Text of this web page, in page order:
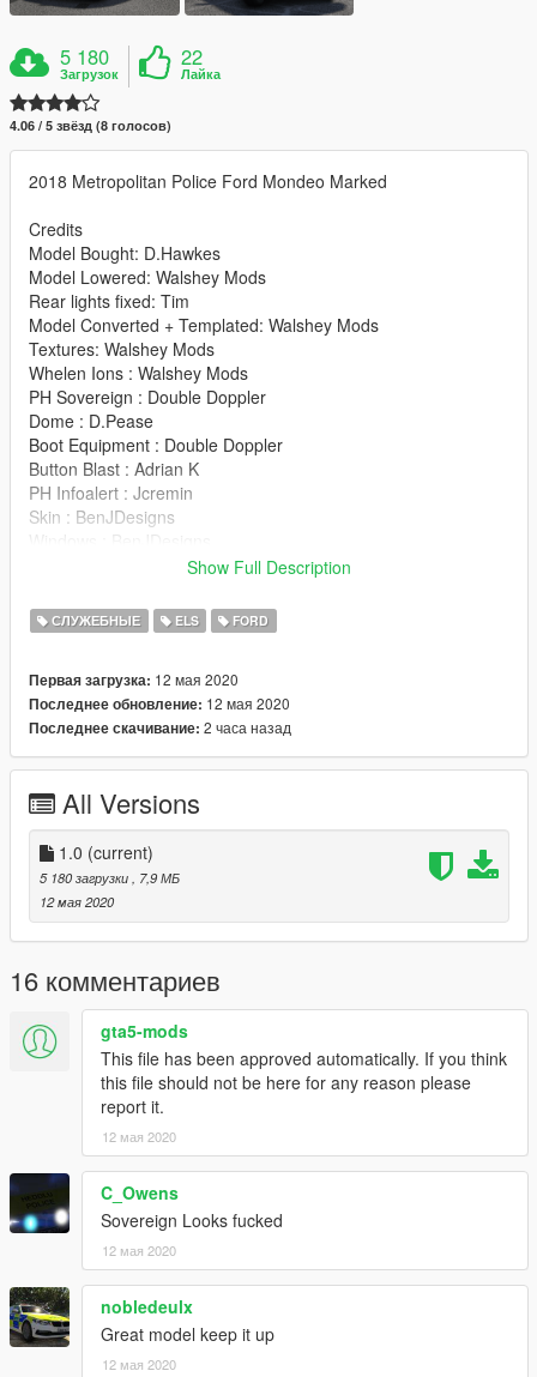
5 180
Загрузок
22
Лайка
4.06 / 5 звёзд (8 голосов)
2018 Metropolitan Police Ford Mondeo Marked
Credits
Model Bought: D.Hawkes
Model Lowered: Walshey Mods
Rear lights fixed: Tim
Model Converted + Templated: Walshey Mods
Textures: Walshey Mods
Whelen Ions : Walshey Mods
PH Sovereign : Double Doppler
Dome : D.Pease
Boot Equipment : Double Doppler
Button Blast : Adrian K
PH Infoalert : Jcremin
Skin : BenJDesigns
Screenshots : JCremin
Install Instructions
Install into latest Patchday, best suited for POLICE3 slot.
If there are any credits or issues missed please let me know!
Shoppy : https://shoppy.gg/@J.Cremin
Show Full Description
СЛУЖЕБНЫЕ ELS FORD
Первая загрузка: 12 мая 2020
Последнее обновление: 12 мая 2020
Последнее скачивание: 2 часа назад
All Versions
1.0 (current)
5 180 загрузки
, 7,9 МБ
12 мая 2020
16 комментариев
gta5-mods
This file has been approved automatically. If you think
this file should not be here for any reason please
report it.
12 мая 2020
C_Owens
Sovereign Looks fucked
12 мая 2020
nobledeulx
Great model keep it up
12 мая 2020